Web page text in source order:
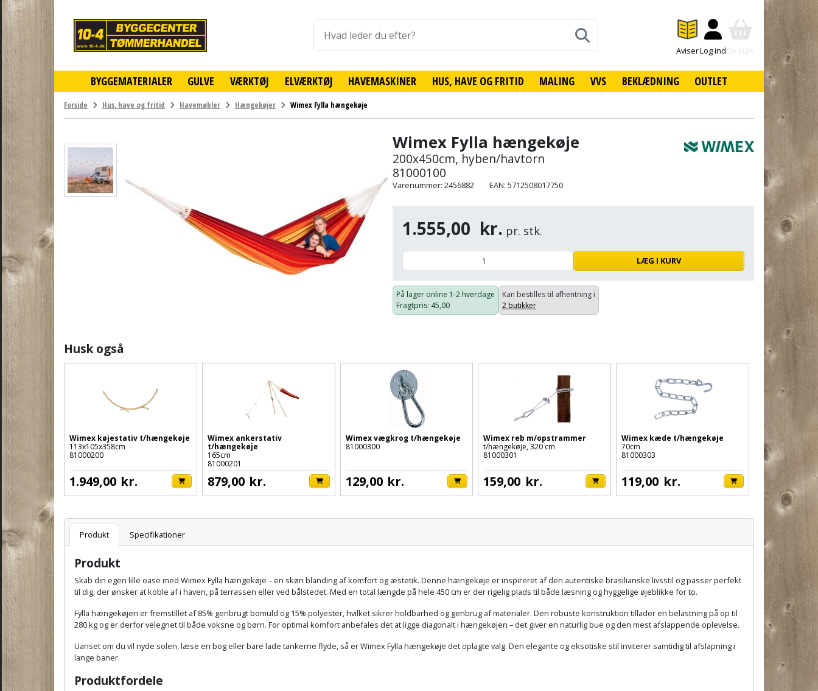
BYGGEMATERIALER GULVE VÆRKTØJ ELVÆRKTØJ HAVEMASKINER HUS, HAVE OG FRITID MALING VVS BEKLÆDNING OUTLET
online
byggemarked
og
tømmerhandel
-
AviserLog indSe Kurv
Forside Hus, have og fritid Havemøbler Hængekøjer Wimex Fylla hængekøje
Wimex Fylla hængekøje
200x450cm, hyben/havtorn
81000100
Varenummer: 2456882 EAN: 5712508017750
1.555,00 kr. pr. stk.
LÆG I KURV
På lager online 1-2 hverdage
Fragtpris: 45,00
Kan bestilles til afhentning i
2 butikker
Husk også
Wimex køjestativ t/hængekøje
113x105x358cm
81000200
1.949,00 kr.
Wimex ankerstativ
t/hængekøje
165cm
81000201
879,00 kr.
Wimex vægkrog t/hængekøje
81000300
129,00 kr.
Wimex reb m/opstrammer
t/hængekøje, 320 cm
81000301
159,00 kr.
Wimex kæde t/hængekøje
70cm
81000303
119,00 kr.
Varenummer
Pris:
Produkt
Specifikationer
Produkt
Skab din egen lille oase med Wimex Fylla hængekøje – en skøn blanding af komfort og æstetik. Denne hængekøje er inspireret af den autentiske brasilianske livsstil og passer perfekt
til dig, der ønsker at koble af i haven, på terrassen eller ved bålstedet. Med en total længde på hele 450 cm er der rigelig plads til både læsning og hyggelige øjeblikke for to.
Fylla hængekøjen er fremstillet af 85% genbrugt bomuld og 15% polyester, hvilket sikrer holdbarhed og genbrug af materialer. Den robuste konstruktion tillader en belastning på op til
280 kg og er derfor velegnet til både voksne og børn. For optimal komfort anbefales det at ligge diagonalt i hængekøjen – det giver en naturlig bue og den mest afslappende oplevelse.
Uanset om du vil nyde solen, læse en bog eller bare lade tankerne flyde, så er Wimex Fylla hængekøje det oplagte valg. Den elegante og eksotiske stil inviterer samtidig til afslapning i
lange baner.
Produktfordele